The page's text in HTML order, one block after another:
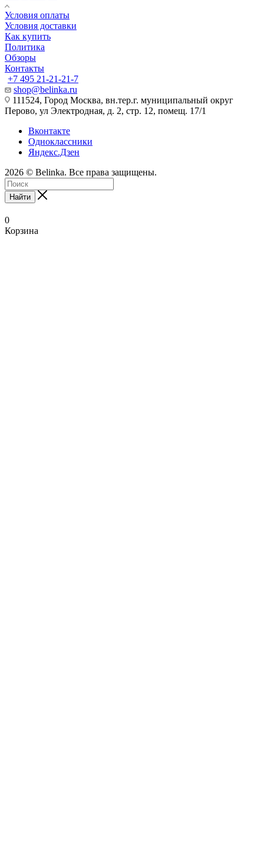
Условия оплаты
Условия доставки
Как купить
Политика
Обзоры
Контакты
+7 495 21-21-21-7
shop@belinka.ru
111524, Город Москва, вн.тер.г. муниципальный округ
Перово, ул Электродная, д. 2, стр. 12, помещ. 17/1
Вконтакте
Одноклассники
Яндекс.Дзен
2026 © Belinka. Все права защищены.
Найти
0
Корзина